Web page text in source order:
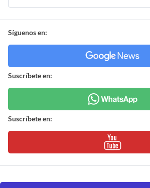
Síguenos en:
Suscríbete en:
Suscríbete en: